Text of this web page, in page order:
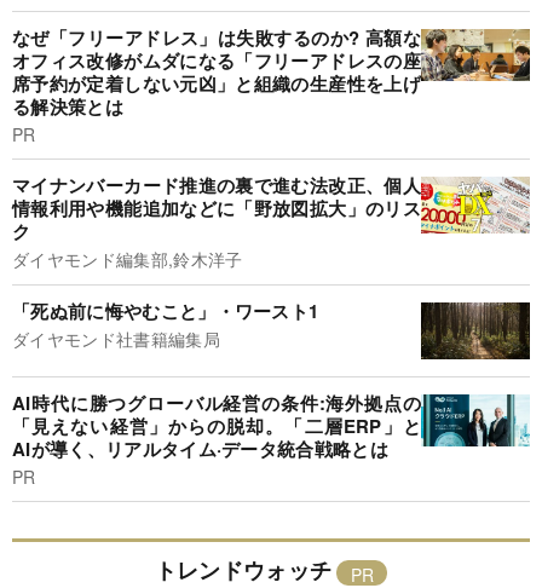
なぜ「フリーアドレス」は失敗するのか? 高額な
オフィス改修がムダになる「フリーアドレスの座
席予約が定着しない元凶」と組織の生産性を上げ
る解決策とは
PR
マイナンバーカード推進の裏で進む法改正、個人
情報利用や機能追加などに「野放図拡大」のリス
ク
ダイヤモンド編集部,鈴木洋子
「死ぬ前に悔やむこと」・ワースト1
ダイヤモンド社書籍編集局
AI時代に勝つグローバル経営の条件:海外拠点の
「見えない経営」からの脱却。「二層ERP」と
AIが導く、リアルタイム·データ統合戦略とは
PR
トレンドウォッチ